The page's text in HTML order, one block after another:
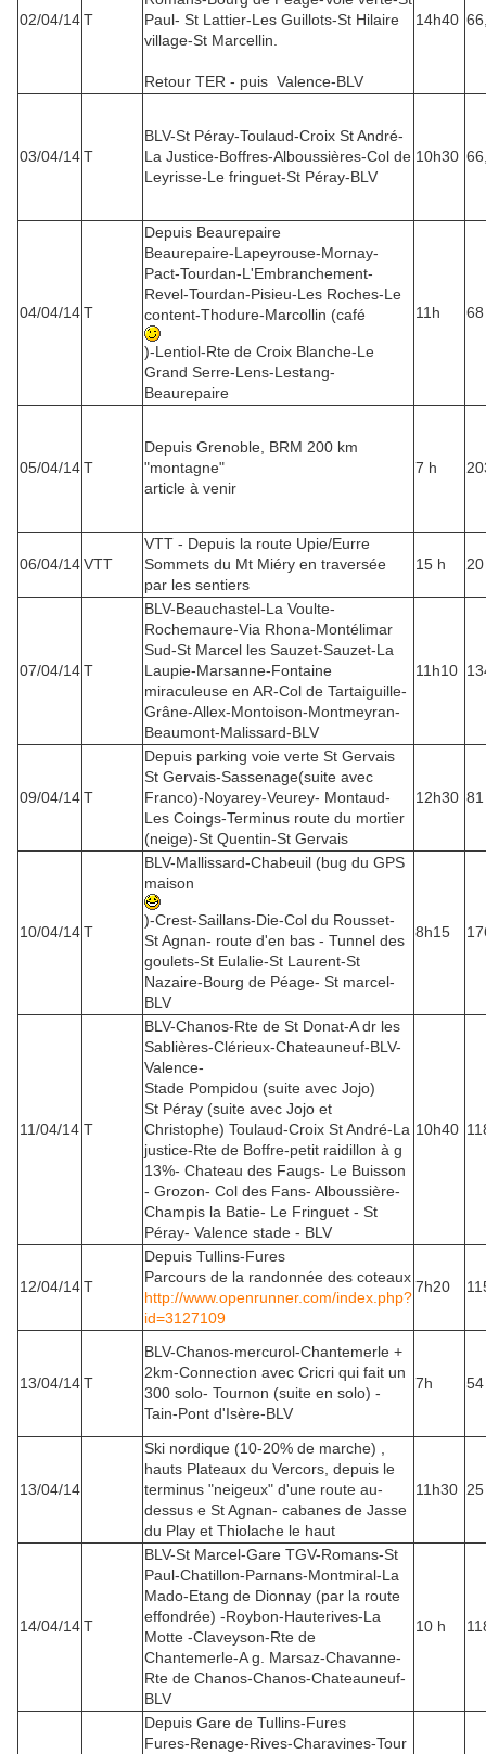
02/04/14T
Paul- St Lattier-Les Guillots-St Hilaire
village-St Marcellin.
Retour TER - puis Valence-BLV
14h40
03/04/14T
BLV-St Péray-Toulaud-Croix St André-
La Justice-Boffres-Alboussières-Col de
Leyrisse-Le fringuet-St Péray-BLV
10h30
04/04/14T
Depuis Beaurepaire
Beaurepaire-Lapeyrouse-Mornay-
Pact-Tourdan-L'Embranchement-
Revel-Tourdan-Pisieu-Les Roches-Le
content-Thodure-Marcollin (café
)-Lentiol-Rte de Croix Blanche-Le
Grand Serre-Lens-Lestang-
Beaurepaire
11h 68
05/04/14T
Depuis Grenoble, BRM 200 km
"montagne"
article à venir
7 h
06/04/14VTT
VTT - Depuis la route Upie/Eurre
Sommets du Mt Miéry en traversée
par les sentiers
15 h 20
07/04/14T
BLV-Beauchastel-La Voulte-
Rochemaure-Via Rhona-Montélimar
Sud-St Marcel les Sauzet-Sauzet-La
Laupie-Marsanne-Fontaine
miraculeuse en AR-Col de Tartaiguille-
Grâne-Allex-Montoison-Montmeyran-
Beaumont-Malissard-BLV
11h10
09/04/14T
Depuis parking voie verte St Gervais
St Gervais-Sassenage(suite avec
Franco)-Noyarey-Veurey- Montaud-
Les Coings-Terminus route du mortier
(neige)-St Quentin-St Gervais
12h30 81
10/04/14T
BLV-Mallissard-Chabeuil (bug du GPS
maison
)-Crest-Saillans-Die-Col du Rousset-
St Agnan- route d'en bas - Tunnel des
goulets-St Eulalie-St Laurent-St
Nazaire-Bourg de Péage- St marcel-
BLV
8h15
11/04/14 T
BLV-Chanos-Rte de St Donat-A dr les
Sablières-Clérieux-Chateauneuf-BLV-
Valence-
Stade Pompidou (suite avec Jojo)
St Péray (suite avec Jojo et
Christophe) Toulaud-Croix St André-La
justice-Rte de Boffre-petit raidillon à g
13%- Chateau des Faugs- Le Buisson
- Grozon- Col des Fans- Alboussière-
Champis la Batie- Le Fringuet - St
Péray- Valence stade - BLV
10h40
12/04/14T
Depuis Tullins-Fures
Parcours de la randonnée des coteaux
http://www.openrunner.com/index.php?
id=3127109
7h20
13/04/14T
BLV-Chanos-mercurol-Chantemerle +
2km-Connection avec Cricri qui fait un
300 solo- Tournon (suite en solo) -
Tain-Pont d'Isère-BLV
7h 54
13/04/14
Ski nordique (10-20% de marche) ,
hauts Plateaux du Vercors, depuis le
terminus "neigeux" d'une route au-
dessus e St Agnan- cabanes de Jasse
du Play et Thiolache le haut
11h30 25
14/04/14T
BLV-St Marcel-Gare TGV-Romans-St
Paul-Chatillon-Parnans-Montmiral-La
Mado-Etang de Dionnay (par la route
effondrée) -Roybon-Hauterives-La
Motte -Claveyson-Rte de
Chantemerle-A g. Marsaz-Chavanne-
Rte de Chanos-Chanos-Chateauneuf-
BLV
10 h
Depuis Gare de Tullins-Fures
Fures-Renage-Rives-Charavines-Tour